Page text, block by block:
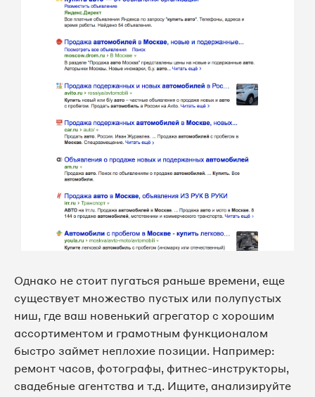
Однако не стоит пугаться раньше времени, еще
существует множество пустых или полупустых
ниш, где ваш новенький агрегатор с хорошим
ассортиментом и грамотным функционалом
быстро займет неплохие позиции. Например:
ремонт часов, фотографы, фитнес-инструкторы,
свадебные агентства и т.д. Ищите, анализируйте